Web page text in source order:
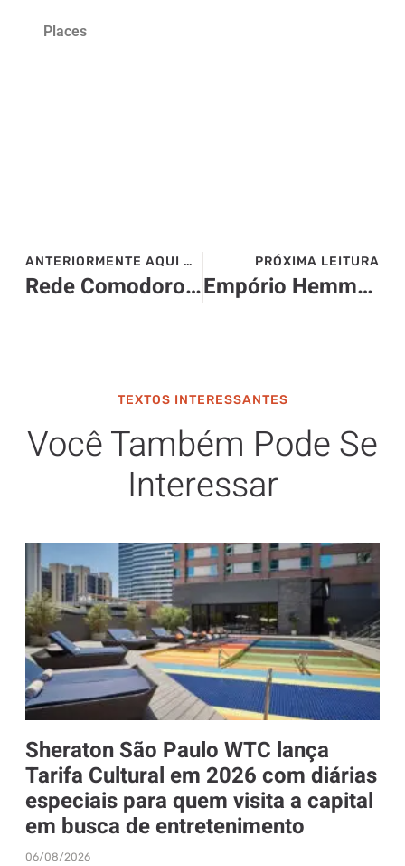
Places
ANTERIORMENTE AQUI NO SITE>>>
Rede Comodoro apresenta as novidades da hora do almoço
PRÓXIMA LEITURA
Empório Hemmer – Blumenau – 2023
TEXTOS INTERESSANTES
Você Também Pode Se
Interessar
Sheraton São Paulo WTC lança
Tarifa Cultural em 2026 com diárias
especiais para quem visita a capital
em busca de entretenimento
06/08/2026